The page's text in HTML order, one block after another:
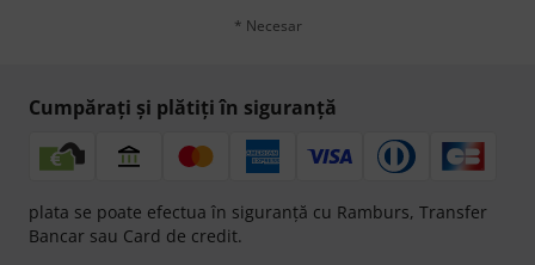
* Necesar
Cumpărați și plătiți în siguranță
plata se poate efectua în siguranță cu Ramburs, Transfer
Bancar sau Card de credit.